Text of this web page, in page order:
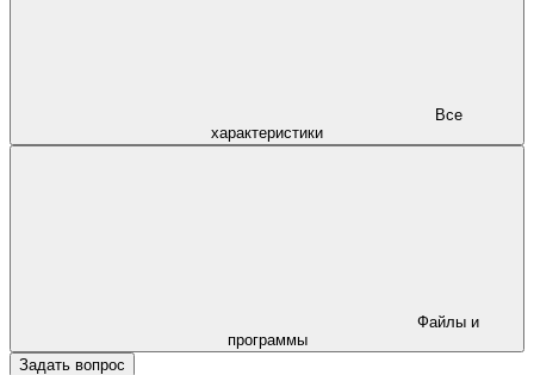
характеристики
программы
Задать вопрос